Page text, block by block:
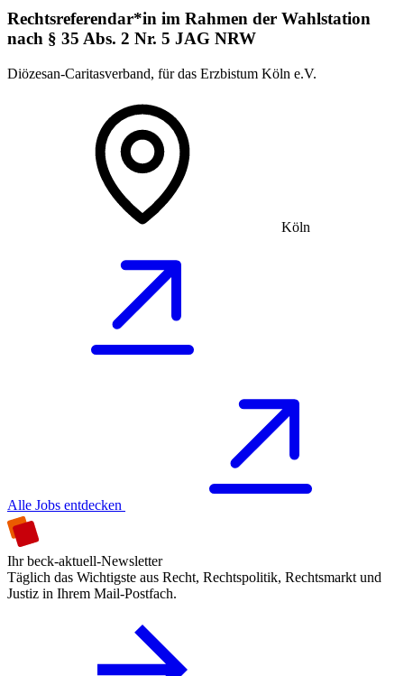
Rechtsreferendar*in im Rahmen der Wahlstation
nach § 35 Abs. 2 Nr. 5 JAG NRW
Diözesan-Caritasverband, für das Erzbistum Köln e.V.
Köln
Alle Jobs entdecken
Ihr beck-aktuell-Newsletter
Täglich das Wichtigste aus Recht, Rechtspolitik, Rechtsmarkt und
Justiz in Ihrem Mail-Postfach.